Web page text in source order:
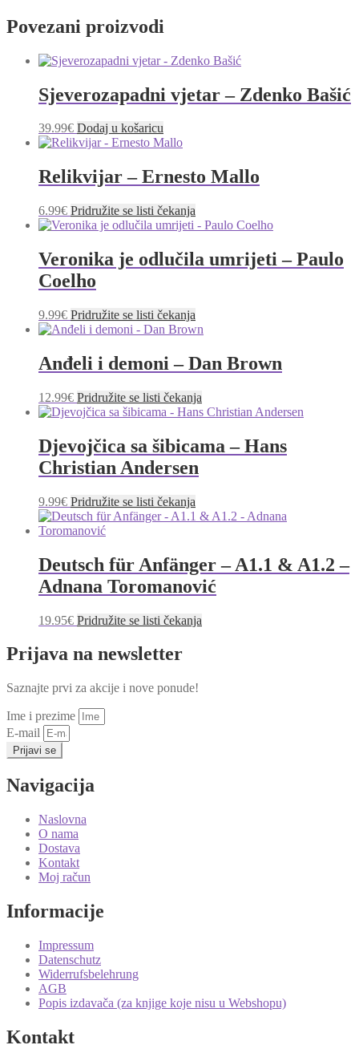
Povezani proizvodi
Sjeverozapadni vjetar – Zdenko Bašić
39.99€ Dodaj u košaricu
Relikvijar – Ernesto Mallo
6.99€ Pridružite se listi čekanja
Veronika je odlučila umrijeti – Paulo
Coelho
9.99€ Pridružite se listi čekanja
Anđeli i demoni – Dan Brown
12.99€ Pridružite se listi čekanja
Djevojčica sa šibicama – Hans
Christian Andersen
9.99€ Pridružite se listi čekanja
Deutsch für Anfänger – A1.1 & A1.2 –
Adnana Toromanović
19.95€ Pridružite se listi čekanja
Prijava na newsletter
Saznajte prvi za akcije i nove ponude!
Ime i prezime
E-mail
Prijavi se
Navigacija
Naslovna
O nama
Dostava
Kontakt
Moj račun
Informacije
Impressum
Datenschutz
Widerrufsbelehrung
AGB
Popis izdavača (za knjige koje nisu u Webshopu)
Kontakt